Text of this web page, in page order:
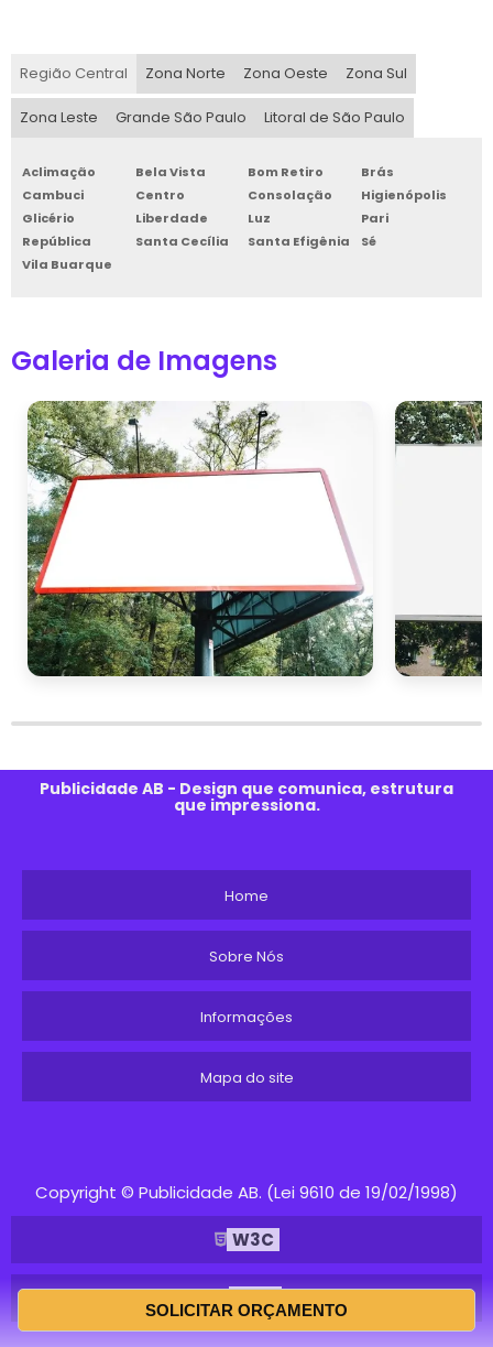
SOLICITAR ORÇAMENTO
Região Central Zona Norte Zona Oeste Zona Sul
Zona Leste Grande São Paulo Litoral de São Paulo
Aclimação Bela Vista Bom Retiro
Brás
Cambuci
Centro Consolação
Higienópolis
Glicério
Liberdade Luz
Pari
República
Santa Cecília Santa Efigênia
Sé
Vila Buarque
Galeria de Imagens
Publicidade AB - Design que comunica, estrutura
que impressiona.
Home
Sobre Nós
Informações
Mapa do site
Copyright © Publicidade AB. (Lei 9610 de 19/02/1998)
W3C
W3C